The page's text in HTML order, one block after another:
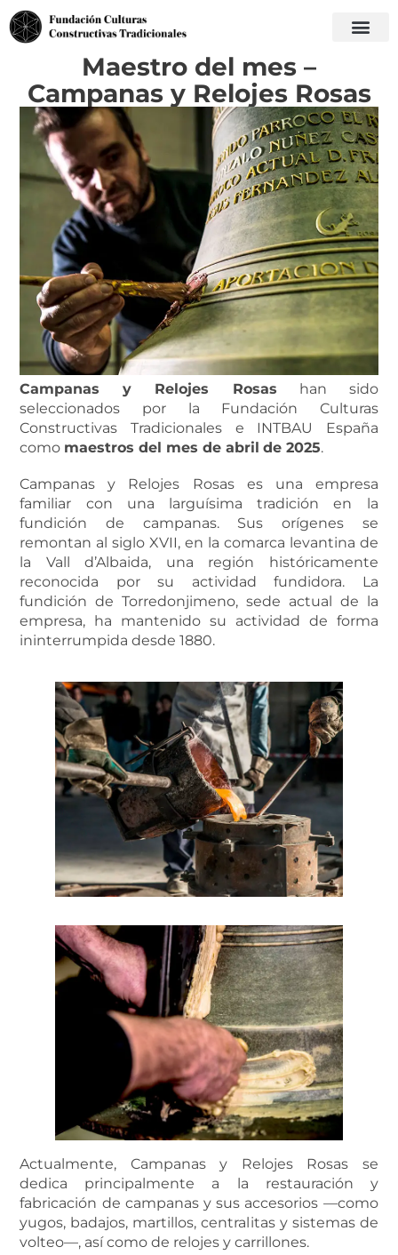
Maestro del mes –
Campanas y Relojes Rosas
Campanas y Relojes Rosas han sido
seleccionados por la Fundación Culturas
Constructivas Tradicionales e INTBAU España
como maestros del mes de abril de 2025.
Campanas y Relojes Rosas es una empresa
familiar con una larguísima tradición en la
fundición de campanas. Sus orígenes se
remontan al siglo XVII, en la comarca levantina de
la Vall d’Albaida, una región históricamente
reconocida por su actividad fundidora. La
fundición de Torredonjimeno, sede actual de la
empresa, ha mantenido su actividad de forma
ininterrumpida desde 1880.
Actualmente, Campanas y Relojes Rosas se
dedica principalmente a la restauración y
fabricación de campanas y sus accesorios —como
yugos, badajos, martillos, centralitas y sistemas de
volteo—, así como de relojes y carrillones.